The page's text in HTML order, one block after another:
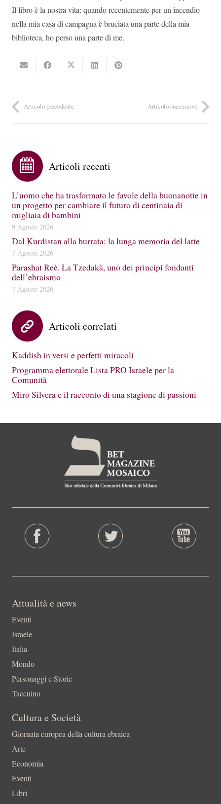
Il libro è la nostra vita: quando recentemente per un incendio
nella mia casa di campagna è bruciata una parte della mia
biblioteca, ho perso una parte di me.
Articolo precedente Articolo successivo
Articoli recenti
L’uomo che ha trasformato le favole della buonanotte in
un progetto per cambiare il futuro di centinaia di
migliaia di bambini
9 Agosto 2026
Dal Kurdistan alla burrata: la lunga memoria del latte
7 Agosto 2026
Parashat Reè. La Tzedakà, uno dei principi fondanti
dell’ebraismo
7 Agosto 2026
Articoli correlati
Kaddish in versi e perfetti miracoli
Programma elettorale Lista PRO Israele per la
Comunità
Miro Silvera e il racconto di una stagione di passioni
Attualità e news
Eventi
Israele
Italia
Mondo
Personaggi e Storie
Taccuino
Cultura e Società
Giornata europea della cultura ebraica
Arte
Economia
Eventi
Libri